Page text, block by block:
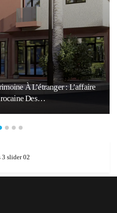
À L’étranger : L’affaire
Des…